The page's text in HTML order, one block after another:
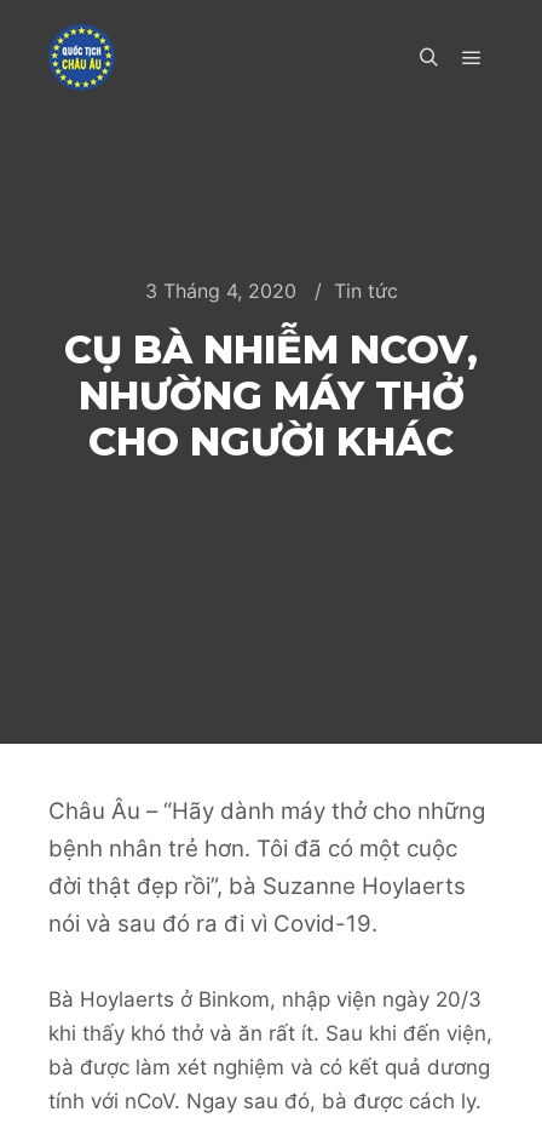
3 Tháng 4, 2020 Tin tức
CỤ BÀ NHIỄM NCOV,
NHƯỜNG MÁY THỞ
CHO NGƯỜI KHÁC
Châu Âu – “Hãy dành máy thở cho những
bệnh nhân trẻ hơn. Tôi đã có một cuộc
đời thật đẹp rồi”, bà Suzanne Hoylaerts
nói và sau đó ra đi vì Covid-19.
Bà Hoylaerts ở Binkom, nhập viện ngày 20/3
khi thấy khó thở và ăn rất ít. Sau khi đến viện,
bà được làm xét nghiệm và có kết quả dương
tính với nCoV. Ngay sau đó, bà được cách ly.